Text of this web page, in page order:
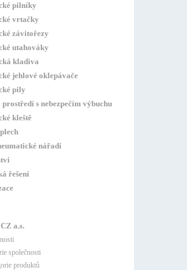
pilníky
vrtačky
závitořezy
utahováky
kladiva
jehlové oklepávače
pily
s nebezpečím výbuchu
kleště
nářadí
řešení
a.s.
společnosti
produktů